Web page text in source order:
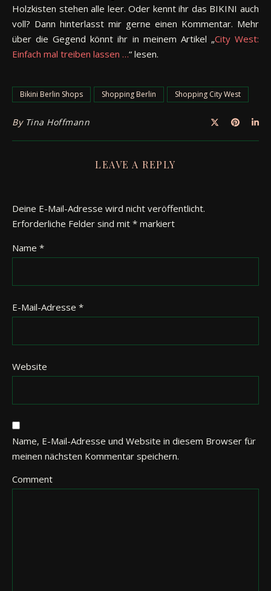
Holzkisten stehen alle leer. Oder kennt ihr das BIKINI auch
voll? Dann hinterlasst mir gerne einen Kommentar. Mehr
über die Gegend könnt ihr in meinem Artikel „City West:
Einfach mal treiben lassen …“ lesen.
Bikini Berlin Shops Shopping Berlin Shopping City West
By Tina Hoffmann
LEAVE A REPLY
Deine E-Mail-Adresse wird nicht veröffentlicht.
Erforderliche Felder sind mit * markiert
Name *
E-Mail-Adresse *
Website
Name, E-Mail-Adresse und Website in diesem Browser für
meinen nächsten Kommentar speichern.
Comment